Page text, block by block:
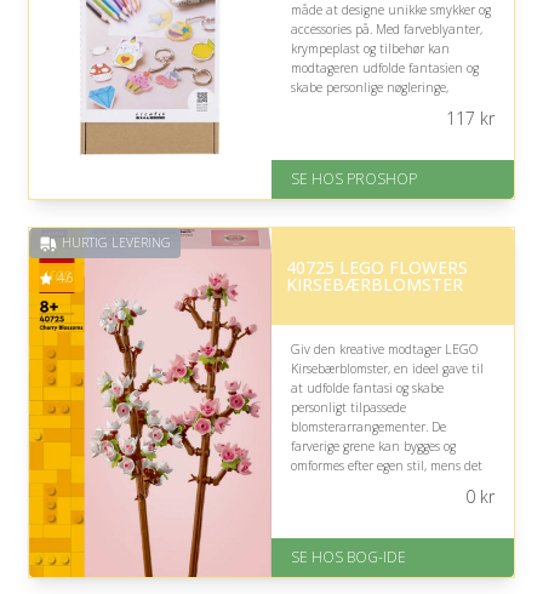
måde at designe unikke smykker og
accessories på. Med farveblyanter,
krympeplast og tilbehør kan
modtageren udfolde fantasien og
skabe personlige nøgleringe,
Fremragende Trustpilot rating
117 kr
SE HOS PROSHOP
HURTIG LEVERING
4.6 40725 LEGO FLOWERS
KIRSEBÆRBLOMSTER
Giv den kreative modtager LEGO
Kirsebærblomster, en ideel gave til
at udfolde fantasi og skabe
personligt tilpassede
blomsterarrangementer. De
farverige grene kan bygges og
omformes efter egen stil, mens det
dekorativt strejf af forår og kreativ
På lager
Levering: 1-3 hverdage -
0kr
SE HOS BOG-IDE